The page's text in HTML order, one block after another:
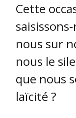
Cette
nous sur
nous le
que nous
laïcité ?